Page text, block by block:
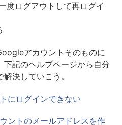
度ログアウトして再ログイ
アカウントそのものに
下記のヘルプページから自分
決していこう。
にログインできない
ントのメールアドレスを作